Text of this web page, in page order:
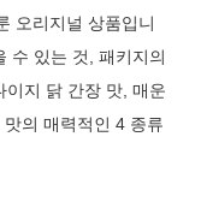
오리지널 상품입니
수 있는 것, 패키지의
이지 닭 간장 맛, 매운
의 매력적인 4 종류